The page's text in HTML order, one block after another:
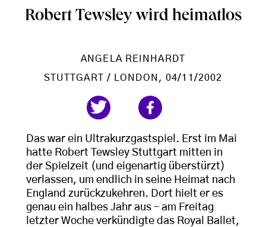
Robert Tewsley wird heimatlos
ANGELA REINHARDT
STUTTGART / LONDON , 04/11/2002
Das war ein Ultrakurzgastspiel. Erst im Mai
hatte Robert Tewsley Stuttgart mitten in
der Spielzeit (und eigenartig überstürzt)
verlassen, um endlich in seine Heimat nach
England zurückzukehren. Dort hielt er es
genau ein halbes Jahr aus – am Freitag
letzter Woche verkündigte das Royal Ballet,